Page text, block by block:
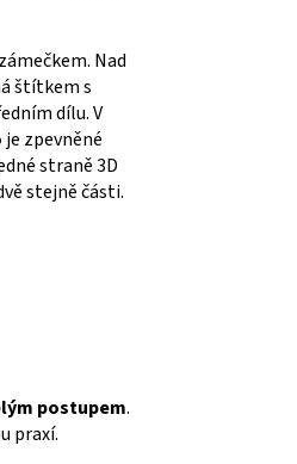
Nad
štítkem s
dílu. V
je zpevněné
straně 3D
stejně části.
postupem.
praxí.